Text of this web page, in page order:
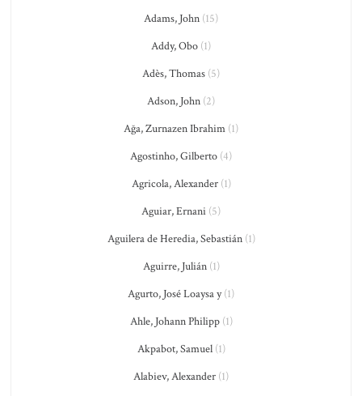
Adams, John (15)
Addy, Obo (1)
Adès, Thomas (5)
Adson, John (2)
Ağa, Zurnazen Ibrahim (1)
Agostinho, Gilberto (4)
Agricola, Alexander(1)
Aguiar, Ernani (5)
Aguilera de Heredia, Sebastián(1)
Aguirre, Julián(1)
Agurto, José Loaysa y(1)
Ahle, Johann Philipp(1)
Akpabot, Samuel(1)
Alabiev, Alexander (1)